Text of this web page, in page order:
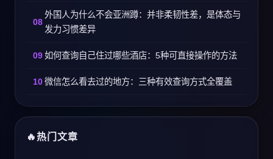
外国人为什么不会亚洲蹲：并非柔韧性差，是体态与
发力习惯差异
如何查询自己住过哪些酒店：5种可直接操作的方法
微信怎么看去过的地方：三种有效查询方式全覆盖
热门文章